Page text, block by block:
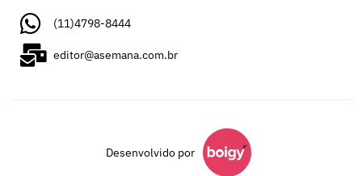
(11)4798-8444
editor@asemana.com.br
Desenvolvido por